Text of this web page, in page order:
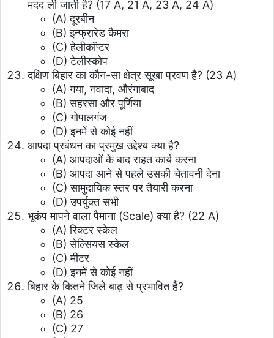
मदद ली जाती है? (17 A, 21 A, 23 A, 24 A)
(A) दूरबीन
(B) इन्फ्रारेड कैमरा
(C) हेलीकॉप्टर
(D) टेलीस्कोप
दक्षिण बिहार का कौन-सा क्षेत्र सूखा प्रवण है? (23 A)
(A) गया, नवादा, औरंगाबाद
(B) सहरसा और पूर्णिया
(C) गोपालगंज
(D) इनमें से कोई नहीं
आपदा प्रबंधन का प्रमुख उद्देश्य क्या है?
(A) आपदाओं के बाद राहत कार्य करना
(B) आपदा आने से पहले उसकी चेतावनी देना
(C) सामुदायिक स्तर पर तैयारी करना
(D) उपर्युक्त सभी
भूकंप मापने वाला पैमाना (Scale) क्या है? (22 A)
(A) रिक्टर स्केल
(B) सेल्सियस स्केल
(C) मीटर
(D) इनमें से कोई नहीं
बिहार के कितने जिले बाढ़ से प्रभावित हैं?
(A) 25
(B) 26
(C) 27